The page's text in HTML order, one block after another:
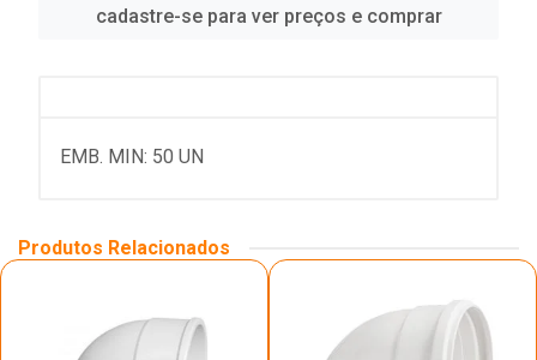
cadastre-se para ver preços e comprar
EMB. MIN: 50 UN
Produtos Relacionados